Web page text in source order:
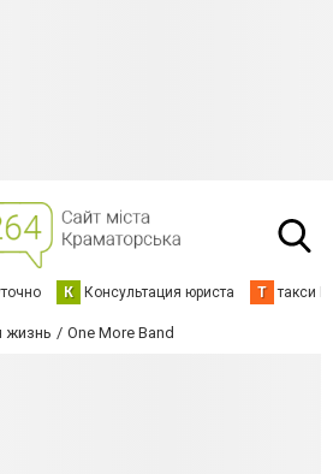
К Консультация юриста Т такси
жизнь One More Band